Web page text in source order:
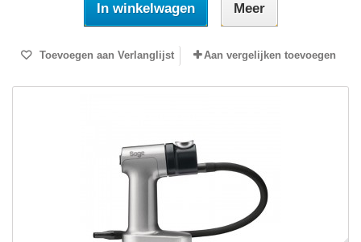
In winkelwagen Meer
Toevoegen aan Verlanglijst Aan vergelijken toevoegen